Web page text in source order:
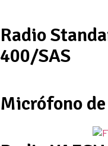
Radio
400/SAS
Micrófono